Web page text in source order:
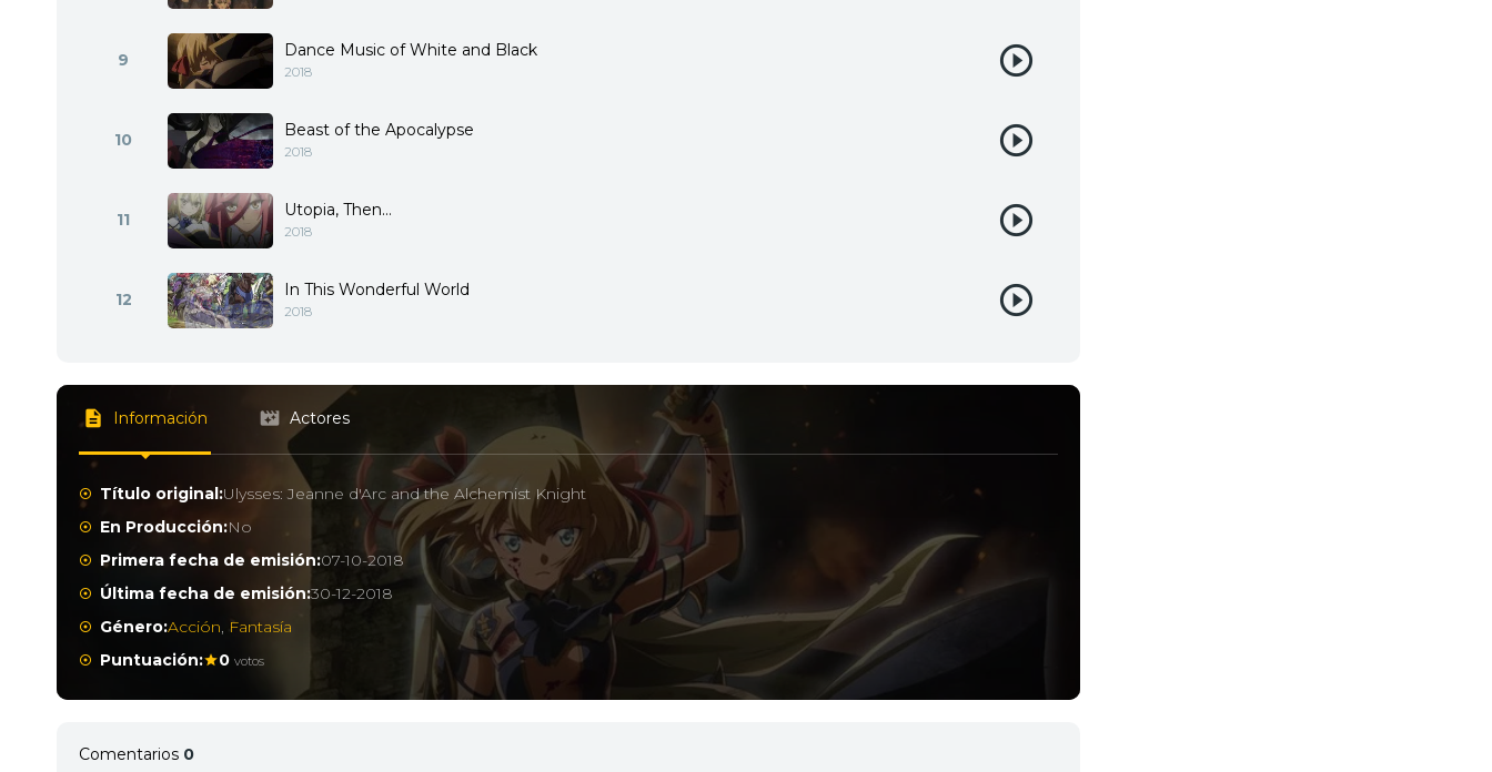
9 Dance Music of White and Black
2018
10 Beast of the Apocalypse
2018
11 Utopia, Then…
2018
12 In This Wonderful World
2018
Información Actores
Título original:Ulysses: Jeanne d'Arc and the Alchemist Knight
En Producción:No
Primera fecha de emisión:07-10-2018
Última fecha de emisión:30-12-2018
Género:Acción, Fantasía
Puntuación:
0 votos
Comentarios 0